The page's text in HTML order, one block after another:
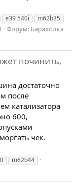
e39 540i
m62b35
Форум: Барахолка
починить,
достаточно
после
катализатора
600,
чек.
m62b44